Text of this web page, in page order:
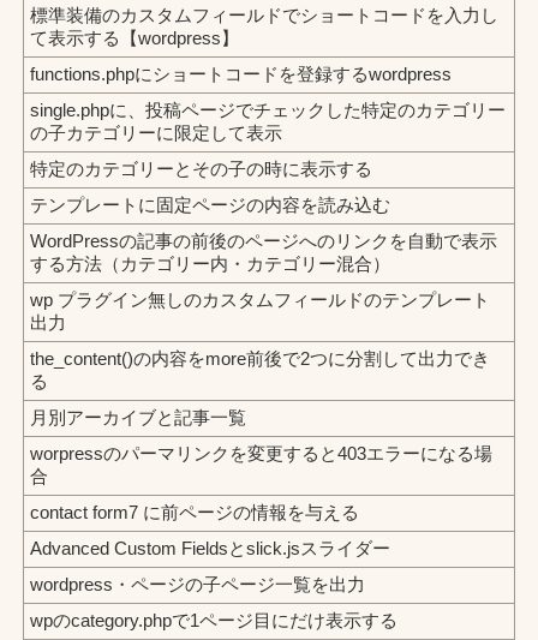
標準装備のカスタムフィールドでショートコードを入力し
て表示する【wordpress】
functions.phpにショートコードを登録するwordpress
single.phpに、投稿ページでチェックした特定のカテゴリー
の子カテゴリーに限定して表示
特定のカテゴリーとその子の時に表示する
テンプレートに固定ページの内容を読み込む
WordPressの記事の前後のページへのリンクを自動で表示
する方法（カテゴリー内・カテゴリー混合）
wp プラグイン無しのカスタムフィールドのテンプレート
出力
the_content()の内容をmore前後で2つに分割して出力でき
る
月別アーカイブと記事一覧
worpressのパーマリンクを変更すると403エラーになる場
合
contact form7 に前ページの情報を与える
Advanced Custom Fieldsとslick.jsスライダー
wordpress・ページの子ページ一覧を出力
wpのcategory.phpで1ページ目にだけ表示する